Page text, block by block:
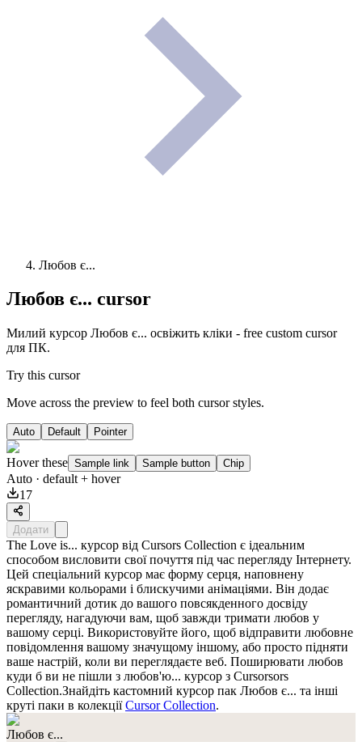
Любов є...
Любов є... cursor
Милий курсор Любов є... освіжить кліки - free custom cursor
для ПК.
Try this cursor
Move across the preview to feel both cursor styles.
Auto Default Pointer
Hover these Sample link Sample button Chip
Auto · default + hover
17
Додати
The Love is... курсор від Cursors Collection є ідеальним
способом висловити свої почуття під час перегляду Інтернету.
Цей спеціальний курсор має форму серця, наповнену
яскравими кольорами і блискучими анімаціями. Він додає
романтичний дотик до вашого повсякденного досвіду
перегляду, нагадуючи вам, щоб завжди тримати любов у
вашому серці. Використовуйте його, щоб відправити любовне
повідомлення вашому значущому іншому, або просто підняти
ваше настрій, коли ви переглядаєте веб. Поширювати любов
куди б ви не пішли з любов'ю... курсор з Cursorsors
Collection.Знайдіть кастомний курсор пак Любов є... та інші
круті паки в колекціїCursor Collection.
Любов є...